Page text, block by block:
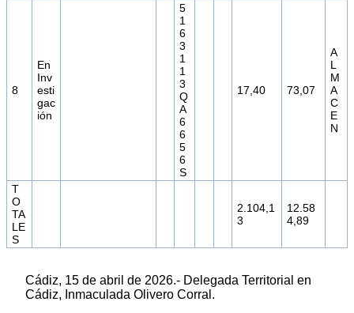
8
En
Inv
esti
gac
ión
5
1
6
3
1
1
3
Q
A
6
6
5
6
S
17,40 73,07
A
L
M
A
C
E
N
T
O
TA
LE
S
2.104,1
3
12.58
4,89
Cádiz, 15 de abril de 2026.- Delegada Territorial en
Cádiz, Inmaculada Olivero Corral.